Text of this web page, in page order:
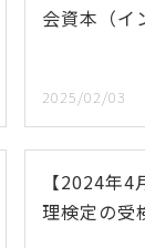
会資本（イ
2025/02/03
【2024年
理検定の受